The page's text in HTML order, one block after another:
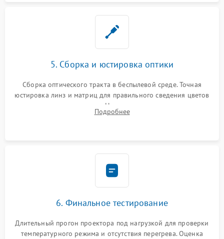
5. Сборка и юстировка оптики
Сборка оптического тракта в беспылевой среде. Точная
юстировка линз и матриц для правильного сведения цветов
и устранения размытия. Надежное подключение всех
шлейфов, установка датчиков и закрытие корпуса
Подробнее
6. Финальное тестирование
Длительный прогон проектора под нагрузкой для проверки
температурного режима и отсутствия перегрева. Оценка